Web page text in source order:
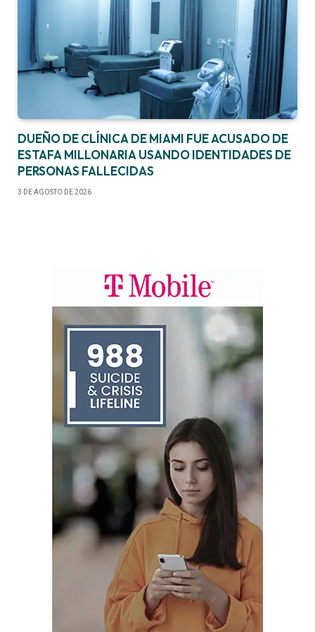
DUEÑO DE CLÍNICA DE MIAMI FUE ACUSADO DE
ESTAFA MILLONARIA USANDO IDENTIDADES DE
PERSONAS FALLECIDAS
3 DE AGOSTO DE 2026